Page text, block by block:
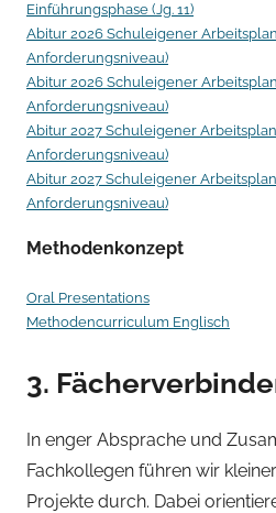
Einführungsphase (Jg. 11)
Abitur 2026 Schuleigener
Anforderungsniveau)
Abitur 2026 Schuleigener
Anforderungsniveau)
Abitur 2027 Schuleigener
Anforderungsniveau)
Abitur 2027 Schuleigener
Anforderungsniveau)
Methodenkonzept
Oral Presentations
Methodencurriculum Englisch
3.
In enger Absprache und
Fachkollegen führen wir
Projekte durch. Dabei